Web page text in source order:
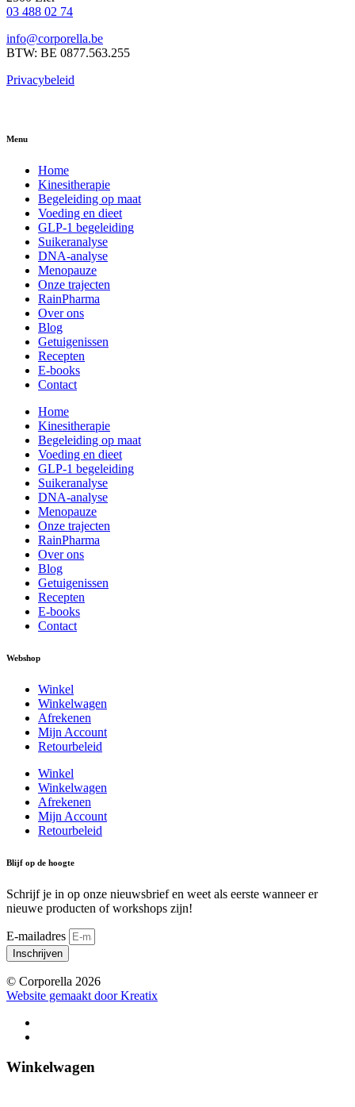
03 488 02 74
info@corporella.be
BTW: BE 0877.563.255
Privacybeleid
Menu
Home
Kinesitherapie
Begeleiding op maat
Voeding en dieet
GLP-1 begeleiding
Suikeranalyse
DNA-analyse
Menopauze
Onze trajecten
RainPharma
Over ons
Blog
Getuigenissen
Recepten
E-books
Contact
Home
Kinesitherapie
Begeleiding op maat
Voeding en dieet
GLP-1 begeleiding
Suikeranalyse
DNA-analyse
Menopauze
Onze trajecten
RainPharma
Over ons
Blog
Getuigenissen
Recepten
E-books
Contact
Webshop
Winkel
Winkelwagen
Afrekenen
Mijn Account
Retourbeleid
Winkel
Winkelwagen
Afrekenen
Mijn Account
Retourbeleid
Blijf op de hoogte
Schrijf je in op onze nieuwsbrief en weet als eerste wanneer er
nieuwe producten of workshops zijn!
E-mailadres
Inschrijven
© Corporella 2026
Website gemaakt door Kreatix
Winkelwagen